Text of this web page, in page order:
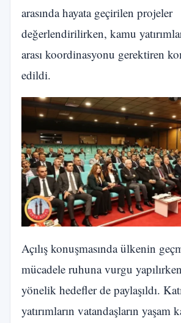
arasında hayata geçirilen projeler
değerlendirilirken, kamu
arası koordinasyonu gerektiren
edildi.
Açılış konuşmasında ülkenin
mücadele ruhuna vurgu
yönelik hedefler de paylaşıldı.
yatırımların vatandaşların yaşam